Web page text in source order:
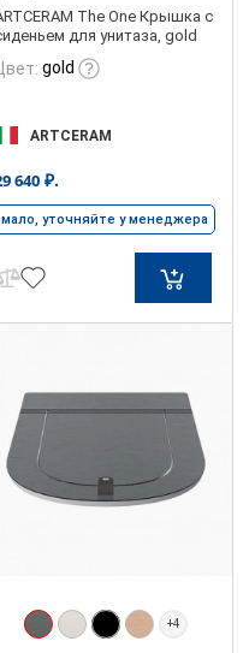
The One Крышка с
для унитаза, gold
Цвет: gold
ARTCERAM
640 ₽.
мало, уточняйте у менеджера
+4